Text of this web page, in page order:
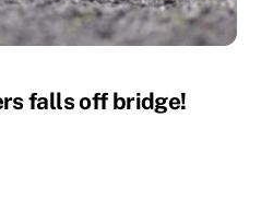
falls off bridge!